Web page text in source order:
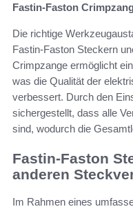
Fastin-Faston
Die richtige
Fastin-Faston Steckern
Crimpzange ermöglicht
was die Qualität der
verbessert. Durch den
sichergestellt, dass alle
sind, wodurch die
Fastin-Faston
anderen
Im Rahmen eines